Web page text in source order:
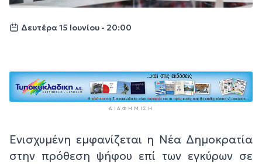
Δευτέρα 15 Ιουνίου - 20:00
ΔΙΑΦΉΜΙΣΗ
Ενισχυμένη εμφανίζεται η Νέα Δημοκρατία
στην πρόθεση ψήφου επί των εγκύρων σε